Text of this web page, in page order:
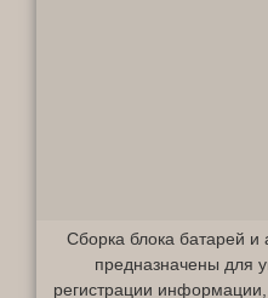
Сборка блока батарей и
предназначены для
регистрации